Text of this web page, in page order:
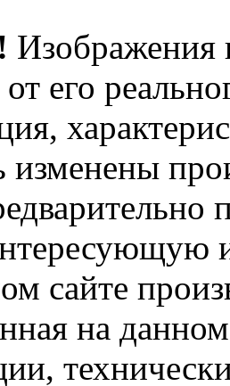
Изображения
от его
изменены
сайте
на